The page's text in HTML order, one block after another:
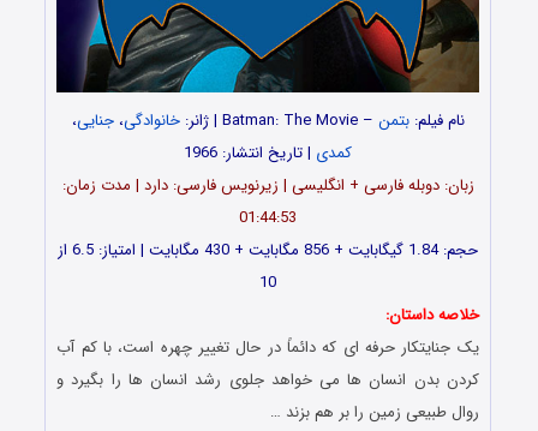
نام فیلم:بتمن – Batman: The Movie | ژانر: خانوادگی،جنایی،
کمدی | تاریخ انتشار: 1966
زبان: دوبله فارسی + انگلیسی | زیرنویس فارسی: دارد | مدت زمان:
01:44:53
حجم: 1.84 گیگابایت + 856 مگابایت + 430 مگابایت | امتیاز: 6.5 از
10
خلاصه داستان:
یک جنایتکار حرفه ای که دائماً در حال تغییر چهره است، با کم آب
کردن بدن انسان ها می خواهد جلوی رشد انسان ها را بگیرد و
روال طبیعی زمین را بر هم بزند …